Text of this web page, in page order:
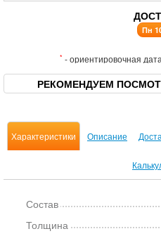
Пн
* - ориентировочная
РЕКОМЕНДУЕМ
Характеристики Описание
Состав
Толщина